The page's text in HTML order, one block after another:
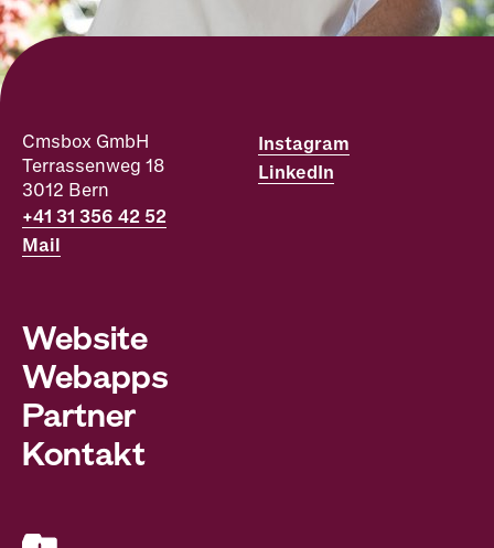
Cmsbox GmbH
Terrassenweg 18
3012 Bern
+41 31 356 42 52
Mail
Instagram
LinkedIn
Website
Webapps
Partner
Kontakt